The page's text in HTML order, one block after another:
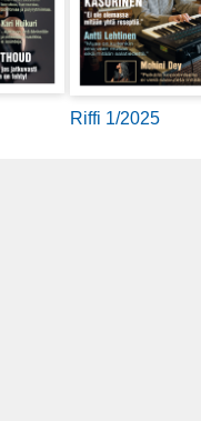
Riffi 1/2025